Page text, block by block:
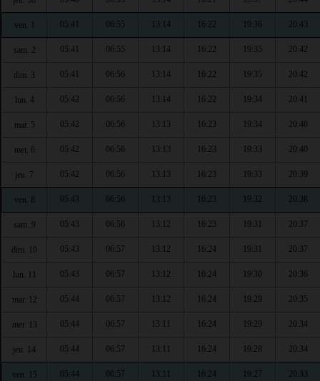
ven. 1 05:41 06:55 13:14 16:22 19:36 20:43
sam. 2 05:41 06:55 13:14 16:22 19:35 20:42
dim. 3 05:41 06:56 13:14 16:22 19:35 20:42
lun. 4 05:42 06:56 13:14 16:22 19:34 20:41
mar. 5 05:42 06:56 13:13 16:23 19:34 20:40
mer. 6 05:42 06:56 13:13 16:23 19:33 20:40
jeu. 7 05:42 06:56 13:13 16:23 19:33 20:39
ven. 8 05:43 06:56 13:13 16:23 19:32 20:38
sam. 9 05:43 06:56 13:12 16:23 19:31 20:37
dim. 10 05:43 06:57 13:12 16:24 19:31 20:37
lun. 11 05:43 06:57 13:12 16:24 19:30 20:36
mar. 12 05:44 06:57 13:12 16:24 19:29 20:35
mer. 13 05:44 06:57 13:11 16:24 19:29 20:34
jeu. 14 05:44 06:57 13:11 16:24 19:28 20:34
ven. 15 05:44 06:57 13:11 16:24 19:27 20:33